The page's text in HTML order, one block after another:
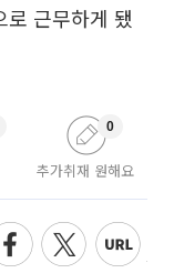
근무하게 됐
추가취재 원해요
0